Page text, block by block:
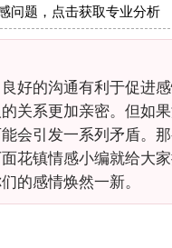
问题，点击获取专业分析
好的沟通有利于促进
关系更加亲密。但如
会引发一系列矛盾。
花镇情感小编就给大
的感情焕然一新。